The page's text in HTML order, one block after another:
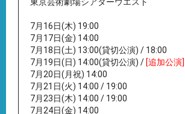
7月16日(木) 19:00
7月17日(金) 14:00
7月18日(土) 13:00(貸切公演) / 18:00
7月19日(日) 14:00(貸切公演) / [追加公演
7月20日(月祝) 14:00
7月21日(火) 14:00 / 19:00
7月23日(木) 14:00 / 19:00
7月24日(金) 14:00